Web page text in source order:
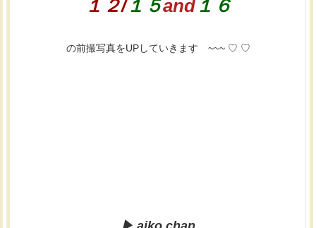
１２/１５and１６
の前撮写真をUPしていきます ~~~ ♡ ♡